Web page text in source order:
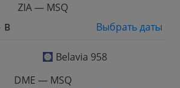
ZIA — MSQ
В
Выбрать даты
Belavia 958
DME — MSQ